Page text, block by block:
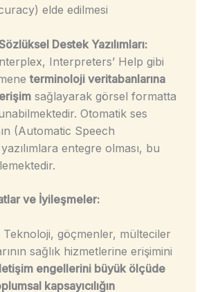
elde edilmesi
Destek Yazılımları:
Interpreters’ Help gibi
terminoloji veritabanlarına
sağlayarak görsel formatta
Otomatik ses
(Automatic Speech
entegre olması, bu
ve İyileşmeler:
Teknoloji, göçmenler, mülteciler
sağlık hizmetlerine erişimini
engellerini büyük ölçüde
kapsayıcılığın